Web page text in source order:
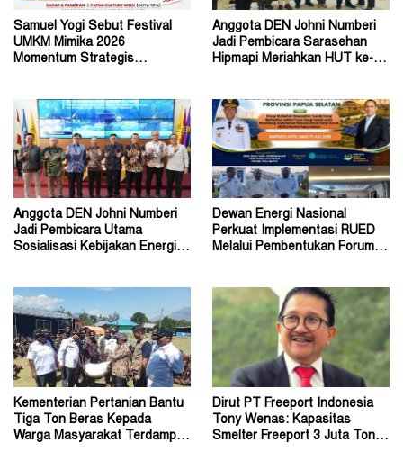
Samuel Yogi Sebut Festival
UMKM Mimika 2026
Momentum Strategis
Anggota DEN Johni Numberi
Jadi Pembicara Sarasehan
Hipmapi Meriahkan HUT ke-81
Anggota DEN Johni Numberi
Jadi Pembicara Utama
Sosialisasi Kebijakan Energi di
Dewan Energi Nasional
Perkuat Implementasi RUED
Melalui Pembentukan Forum
Kementerian Pertanian Bantu
Tiga Ton Beras Kepada
Warga Masyarakat Terdampak
Dirut PT Freeport Indonesia
Tony Wenas: Kapasitas
Smelter Freeport 3 Juta Ton